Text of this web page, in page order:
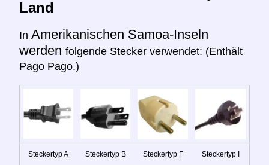
Land
In Amerikanischen Samoa-Inseln
werden folgende Stecker verwendet: (Enthält
Pago Pago.)
Steckertyp A Steckertyp B Steckertyp F Steckertyp I